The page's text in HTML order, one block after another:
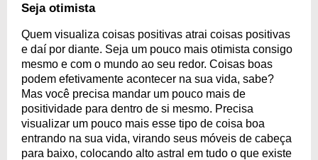
Seja otimista
Quem visualiza coisas positivas atrai coisas positivas
e daí por diante. Seja um pouco mais otimista consigo
mesmo e com o mundo ao seu redor. Coisas boas
podem efetivamente acontecer na sua vida, sabe?
Mas você precisa mandar um pouco mais de
positividade para dentro de si mesmo. Precisa
visualizar um pouco mais esse tipo de coisa boa
entrando na sua vida, virando seus móveis de cabeça
para baixo, colocando alto astral em tudo o que existe